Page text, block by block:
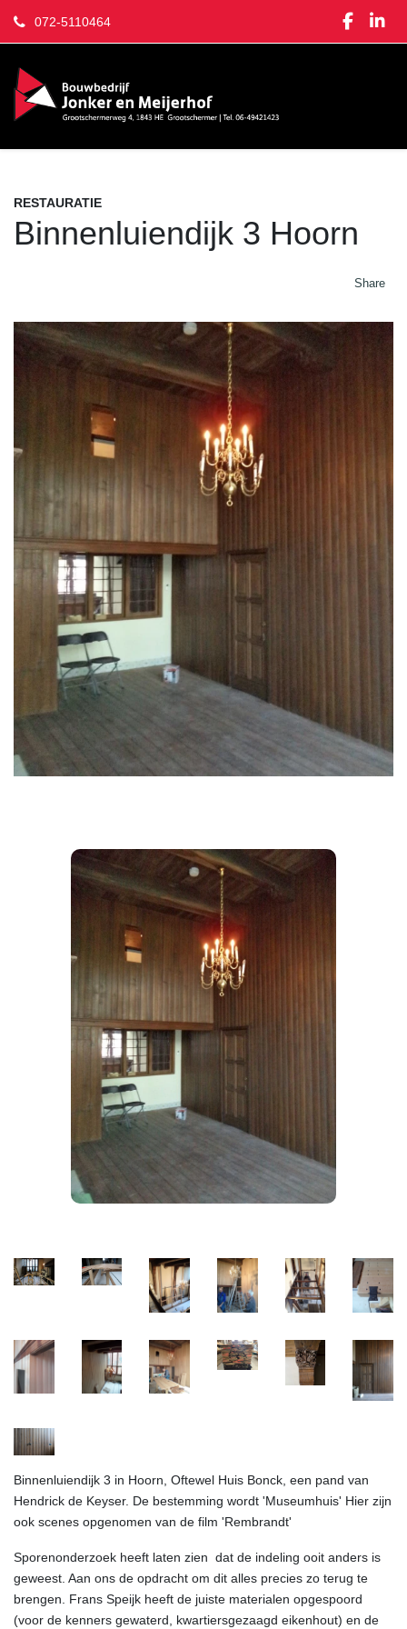
072-5110464
RESTAURATIE
Binnenluiendijk 3 Hoorn
Share
Binnenluiendijk 3 in Hoorn, Oftewel Huis Bonck, een pand van
Hendrick de Keyser. De bestemming wordt 'Museumhuis' Hier zijn
ook scenes opgenomen van de film 'Rembrandt'
Sporenonderzoek heeft laten zien dat de indeling ooit anders is
geweest. Aan ons de opdracht om dit alles precies zo terug te
brengen. Frans Speijk heeft de juiste materialen opgespoord
(voor de kenners gewaterd, kwartiersgezaagd eikenhout) en de